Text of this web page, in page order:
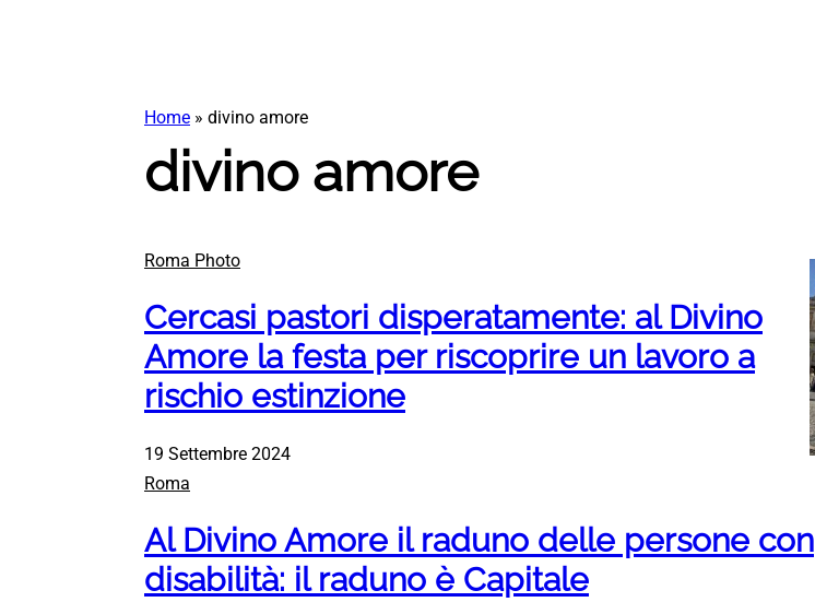
Home » divino amore
divino amore
Roma Photo
Cercasi pastori disperatamente: al Divino
Amore la festa per riscoprire un lavoro a
rischio estinzione
19 Settembre 2024
Roma
Al Divino Amore il raduno delle persone con
disabilità: il raduno è Capitale